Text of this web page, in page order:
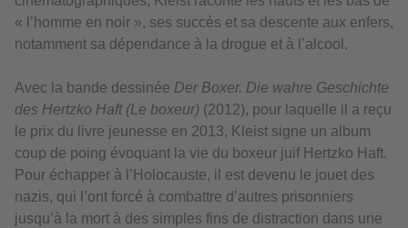
« l’homme en noir », ses succès et sa descente aux enfers,
notamment sa dépendance à la drogue et à l’alcool.
Avec la bande dessinée Der Boxer. Die wahre Geschichte
des Hertzko Haft (Le boxeur) (2012), pour laquelle il a reçu
le prix du livre jeunesse en 2013, Kleist signe un album
coup de poing évoquant la vie du boxeur juif Hertzko Haft.
Pour échapper à l’Holocauste, il est devenu le jouet des
nazis, qui l’ont forcé à combattre d’autres prisonniers
jusqu’à la mort à des simples fins de distraction dans une